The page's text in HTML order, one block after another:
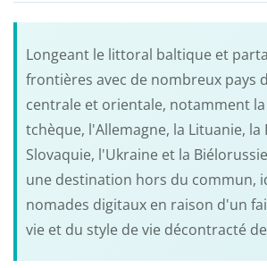
Longeant le littoral baltique et
frontières avec de nombreux pays
centrale et orientale, notamment
tchèque, l'Allemagne, la Lituanie, la
Slovaquie, l'Ukraine et la
une destination hors du commun,
nomades digitaux en raison d'un
vie et du style de vie décontracté